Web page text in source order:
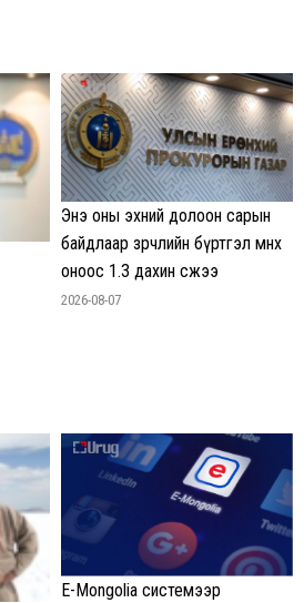
Энэ оны эхний долоон сарын
байдлаар зөрчлийн бүртгэл өмнөх
оноос 1.3 дахин өсжээ
2026-08-07
E-Mongolia системээр